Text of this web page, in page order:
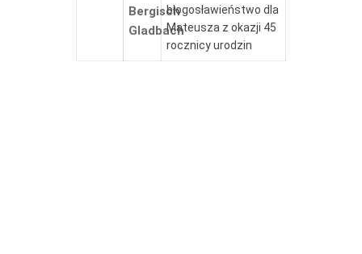
Bergisch
Gladbach
błogosławieństwo dla
Mateusza z okazji 45
rocznicy urodzin